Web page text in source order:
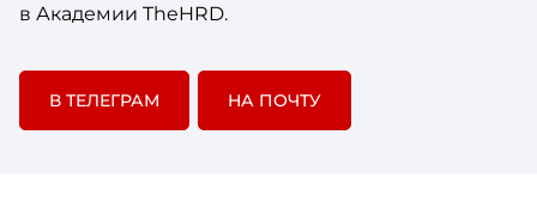
в Академии TheHRD.
В ТЕЛЕГРАМ НА ПОЧТУ